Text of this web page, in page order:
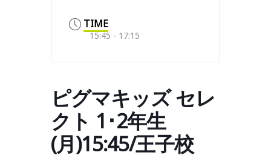
TIME
15:45 - 17:15
ピグマキッズ セレ
クト 1･2年生
(月)15:45/王子校